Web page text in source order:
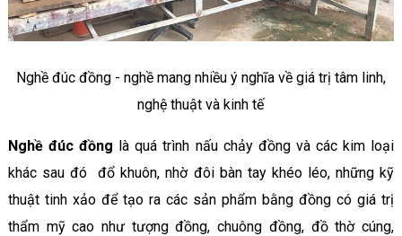
Nghề đúc đồng - nghề mang nhiều ý nghĩa về giá trị tâm linh,
nghệ thuật và kinh tế
Nghề đúc đồng là quá trình nấu chảy đồng và các kim loại
khác sau đó đổ khuôn, nhờ đôi bàn tay khéo léo, những kỹ
thuật tinh xảo để tạo ra các sản phẩm bằng đồng có giá trị
thẩm mỹ cao như tượng đồng, chuông đồng, đồ thờ cúng,